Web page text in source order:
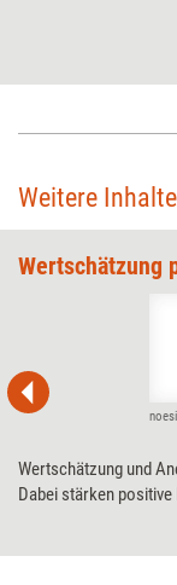
Weitere
Wertschätzung
Wertschätzung und
Dabei stärken